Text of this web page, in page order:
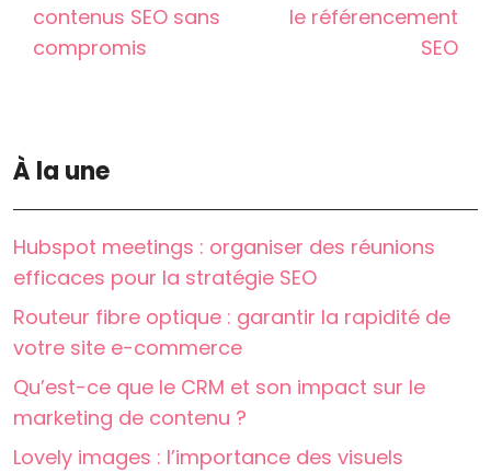
contenus SEO sans
compromis
le référencement
SEO
À la une
Hubspot meetings : organiser des réunions
efficaces pour la stratégie SEO
Routeur fibre optique : garantir la rapidité de
votre site e-commerce
Qu’est-ce que le CRM et son impact sur le
marketing de contenu ?
Lovely images : l’importance des visuels